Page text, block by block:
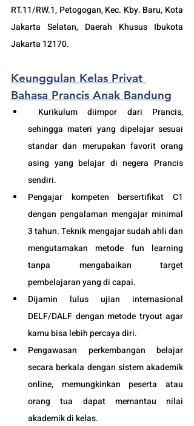
RT.11/RW.1, Petogogan, Kec. Kby. Baru, Kota
Jakarta Selatan, Daerah Khusus Ibukota
Jakarta 12170.
Keunggulan Kelas Privat
Bahasa Prancis Anak Bandung
sehingga materi yang dipelajar sesuai
standar dan merupakan favorit orang
asing yang belajar di negera Prancis
sendiri.
Pengajar kompeten bersertifikat C1
dengan pengalaman mengajar minimal
3 tahun. Teknik mengajar sudah ahli dan
mengutamakan metode fun learning
tanpa mengabaikan target
pembelajaran yang di capai.
Dijamin lulus ujian internasional
DELF/DALF dengan metode tryout agar
kamu bisa lebih percaya diri.
Pengawasan perkembangan belajar
secara berkala dengan sistem akademik
online, memungkinkan peserta atau
orang tua dapat memantau nilai
akademik di kelas.